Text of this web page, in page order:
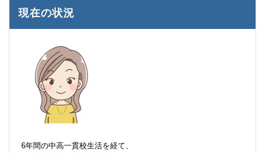
現在の状況
6年間の中高一貫校生活を経て、